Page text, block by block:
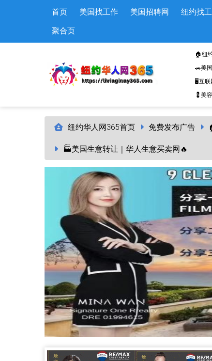
首页 美国找工作 美国招聘网 纽约找
聚合页
🏠纽
🚗美
🖥️互联
💈美
纽约华人网365首页 免费发布广告
🏭美国生意转让｜华人生意买卖网🔥